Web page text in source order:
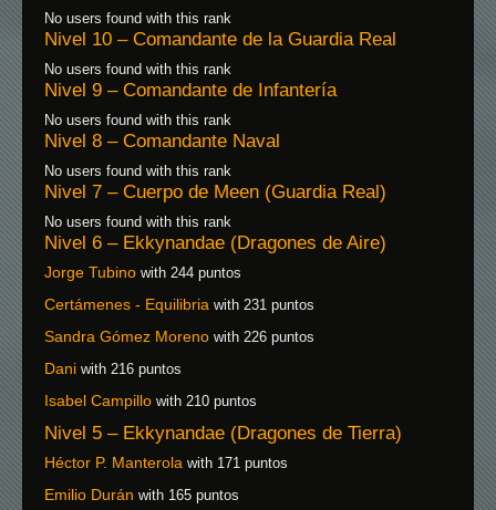
No users found with this rank
Nivel 10 – Comandante de la Guardia Real
No users found with this rank
Nivel 9 – Comandante de Infantería
No users found with this rank
Nivel 8 – Comandante Naval
No users found with this rank
Nivel 7 – Cuerpo de Meen (Guardia Real)
No users found with this rank
Nivel 6 – Ekkynandae (Dragones de Aire)
Jorge Tubino with 244 puntos
Certámenes - Equilibria with 231 puntos
Sandra Gómez Moreno with 226 puntos
Dani with 216 puntos
Isabel Campillo with 210 puntos
Nivel 5 – Ekkynandae (Dragones de Tierra)
Héctor P. Manterola with 171 puntos
Emilio Durán with 165 puntos